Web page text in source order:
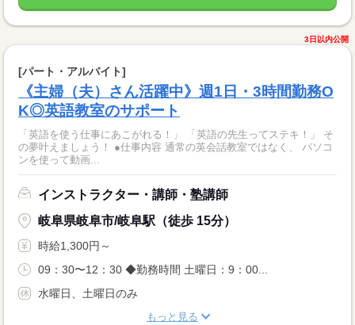
3日以内公開
[パート・アルバイト]
《主婦（夫）さん活躍中》週1日・3時間勤務O
K◎英語教室のサポート
「英語を使う仕事にあこがれる！」 「英語の先生ってステキ！」 そ
の夢叶えましょう！ ●仕事内容 通常の英会話教室ではなく、 パソコ
ンを使って動画...
インストラクター・講師・塾講師
岐阜県岐阜市/岐阜駅（徒歩 15分）
時給1,300円～
09：30〜12：30 ◆勤務時間 土曜日：9：00...
水曜日、土曜日のみ
もっと見る